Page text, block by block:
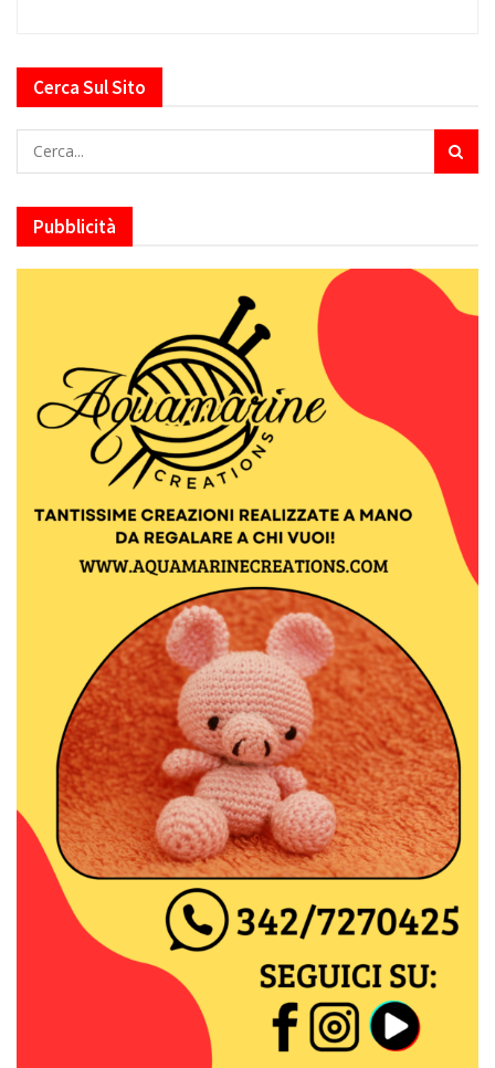
Cerca Sul Sito
Pubblicità